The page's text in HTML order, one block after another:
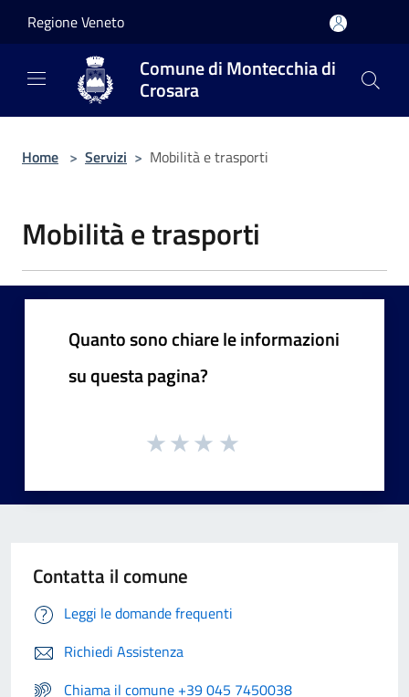
Regione Veneto
Comune di Montecchia di
Crosara
Home > Servizi > Mobilità e trasporti
Mobilità e trasporti
Quanto sono chiare le informazioni
su questa pagina?
Contatta il comune
Leggi le domande frequenti
Richiedi Assistenza
Chiama il comune +39 045 7450038